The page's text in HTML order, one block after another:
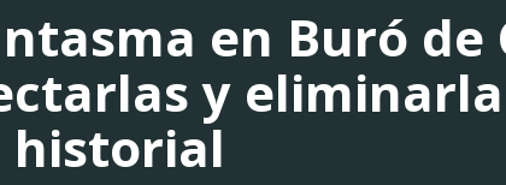
en Buró de
y